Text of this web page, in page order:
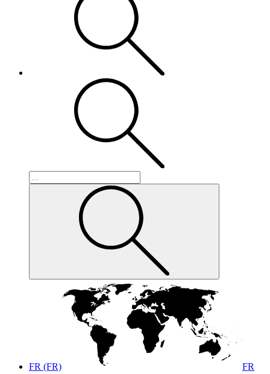
FR (FR) FR